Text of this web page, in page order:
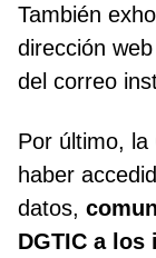
También
dirección
del correo
Por último, la
haber
datos,
DGTIC a los